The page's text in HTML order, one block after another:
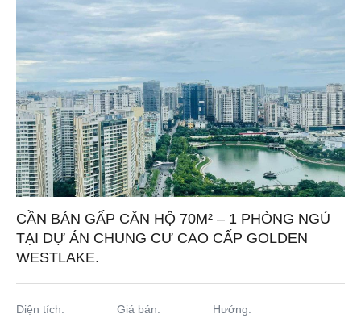
CẦN BÁN GẤP CĂN HỘ 70M² – 1 PHÒNG NGỦ
TẠI DỰ ÁN CHUNG CƯ CAO CẤP GOLDEN
WESTLAKE.
Diện tích: Giá bán: Hướng: